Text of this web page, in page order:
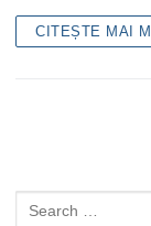
CITEȘTE MAI
Caută